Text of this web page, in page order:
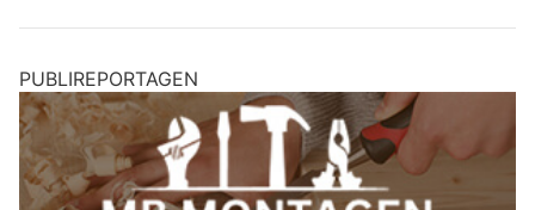
PUBLIREPORTAGEN